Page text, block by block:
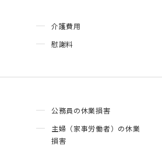
介護費用
慰謝料
公務員の休業損害
主婦（家事労働者）の休業
損害